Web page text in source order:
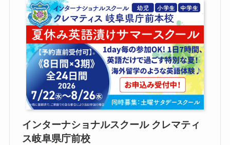
インターナショナルスクール クレマティ
ス岐阜県庁前校